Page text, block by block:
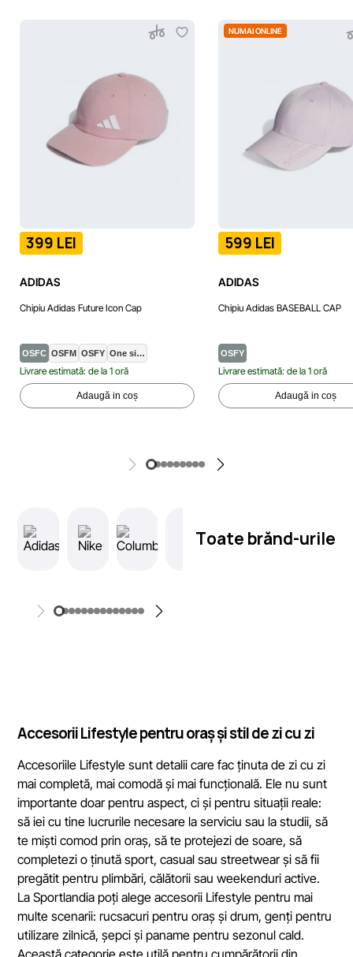
399 LEI
ADIDAS
Chipiu Adidas Future Icon Cap
OSFC OSFM OSFY One si…
Livrare estimată: de la 1 oră
Adaugă in coș
NUMAI ONLINE
599 LEI
ADIDAS
Chipiu Adidas BASEBALL CAP
OSFY
Livrare estimată: de la 1 oră
Adaugă in coș
Toate brănd-urile
Accesorii Lifestyle pentru oraș și stil de zi cu zi
Accesoriile Lifestyle sunt detalii care fac ținuta de zi cu zi
mai completă, mai comodă și mai funcțională. Ele nu sunt
importante doar pentru aspect, ci și pentru situații reale:
să iei cu tine lucrurile necesare la serviciu sau la studii, să
te miști comod prin oraș, să te protejezi de soare, să
completezi o ținută sport, casual sau streetwear și să fii
pregătit pentru plimbări, călătorii sau weekenduri active.
La Sportlandia poți alege accesorii Lifestyle pentru mai
multe scenarii: rucsacuri pentru oraș și drum, genți pentru
utilizare zilnică, șepci și paname pentru sezonul cald.